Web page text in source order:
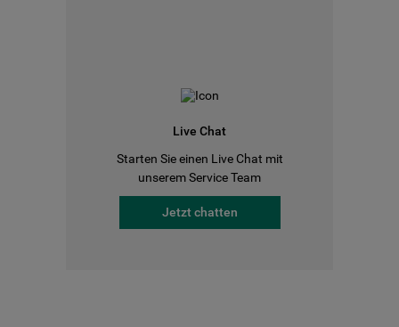
Live Chat
Starten Sie einen Live Chat mit
unserem Service Team
Jetzt chatten